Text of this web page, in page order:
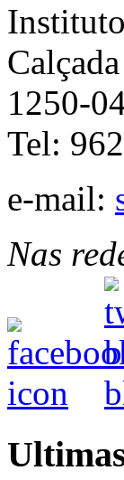
1250-
Tel:
e-mail:
Nas